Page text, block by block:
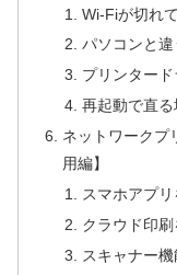
Wi-Fiが切れ
パソコンと
プリンター
再起動で直
ネットワークプ
用編】
スマホアプ
クラウド印
スキャナー